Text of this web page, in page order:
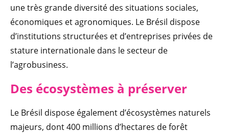
une très grande diversité des situations sociales,
économiques et agronomiques. Le Brésil dispose
d’institutions structurées et d’entreprises privées de
stature internationale dans le secteur de
l’agrobusiness.
Des écosystèmes à préserver
Le Brésil dispose également d’écosystèmes naturels
majeurs, dont 400 millions d’hectares de forêt